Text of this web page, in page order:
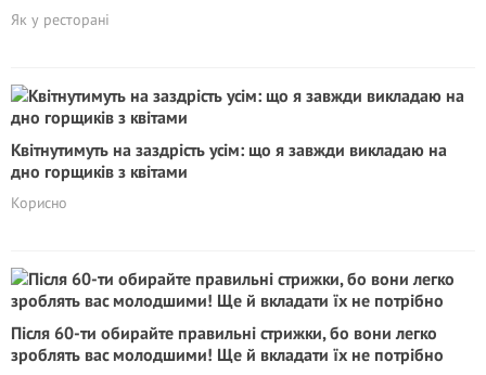
Як у ресторані
Квітнутимуть на заздрість усім: що я завжди викладаю на
дно горщиків з квітами
Корисно
Після 60-ти обирайте правильні стрижки, бо вони легко
зроблять вас молодшими! Ще й вкладати їх не потрібно